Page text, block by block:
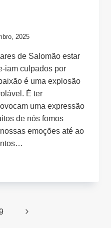
2025
de Salomão estar
iam culpados por
é uma explosão
É ter
uma expressão
de nós fomos
emoções até ao
Next